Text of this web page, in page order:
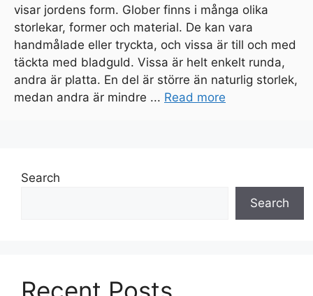
visar jordens form. Glober finns i många olika
storlekar, former och material. De kan vara
handmålade eller tryckta, och vissa är till och med
täckta med bladguld. Vissa är helt enkelt runda,
andra är platta. En del är större än naturlig storlek,
medan andra är mindre ... Read more
Search
Search
Recent Posts